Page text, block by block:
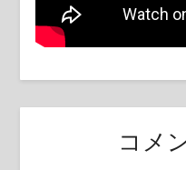
コメ